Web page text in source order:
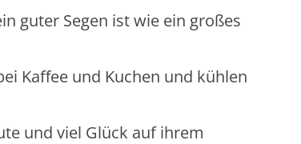
guter Segen ist wie ein großes
Kaffee und Kuchen und kühlen
und viel Glück auf ihrem